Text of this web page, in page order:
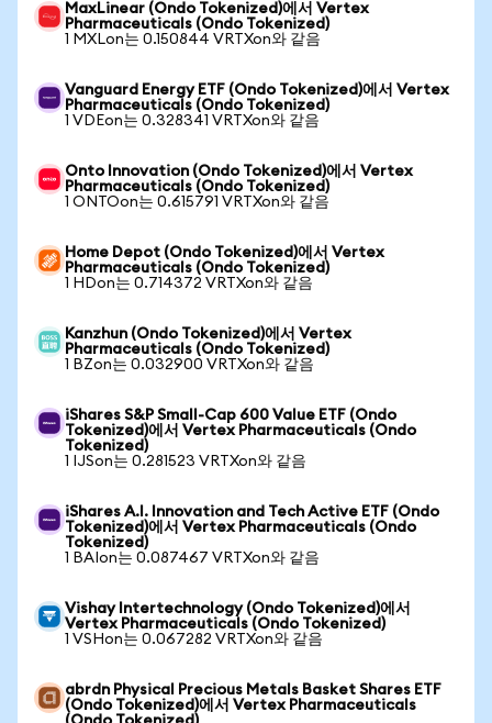
MaxLinear (Ondo Tokenized)에서 Vertex
Pharmaceuticals (Ondo Tokenized)
1 MXLon는 0.150844 VRTXon와 같음
Vanguard Energy ETF (Ondo Tokenized)에서 Vertex
Pharmaceuticals (Ondo Tokenized)
1 VDEon는 0.328341 VRTXon와 같음
Onto Innovation (Ondo Tokenized)에서 Vertex
Pharmaceuticals (Ondo Tokenized)
1 ONTOon는 0.615791 VRTXon와 같음
Home Depot (Ondo Tokenized)에서 Vertex
Pharmaceuticals (Ondo Tokenized)
1 HDon는 0.714372 VRTXon와 같음
Kanzhun (Ondo Tokenized)에서 Vertex
Pharmaceuticals (Ondo Tokenized)
1 BZon는 0.032900 VRTXon와 같음
iShares S&P Small-Cap 600 Value ETF (Ondo
Tokenized)에서 Vertex Pharmaceuticals (Ondo
Tokenized)
1 IJSon는 0.281523 VRTXon와 같음
iShares A.I. Innovation and Tech Active ETF (Ondo
Tokenized)에서 Vertex Pharmaceuticals (Ondo
Tokenized)
1 BAIon는 0.087467 VRTXon와 같음
Vishay Intertechnology (Ondo Tokenized)에서
Vertex Pharmaceuticals (Ondo Tokenized)
1 VSHon는 0.067282 VRTXon와 같음
abrdn Physical Precious Metals Basket Shares ETF
(Ondo Tokenized)에서 Vertex Pharmaceuticals